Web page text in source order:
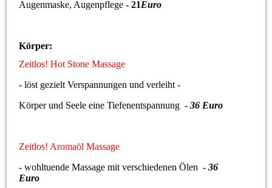
Augenmaske, Augenpflege -21Euro
Körper:
Zeitlos! Hot Stone Massage
- löst gezielt Verspannungen und verleiht -
Körper und Seele eine Tiefenentspannung -36 Euro
Zeitlos! Aromaöl Massage
- wohltuende Massage mit verschiedenen Ölen -36
Euro